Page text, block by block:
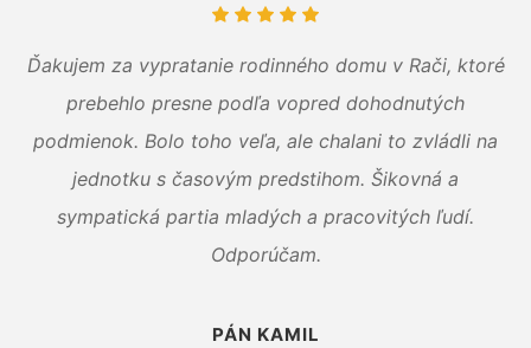
Ďakujem za vypratanie rodinného domu v Rači, ktoré
prebehlo presne podľa vopred dohodnutých
podmienok. Bolo toho veľa, ale chalani to zvládli na
jednotku s časovým predstihom. Šikovná a
sympatická partia mladých a pracovitých ľudí.
Odporúčam.
PÁN KAMIL